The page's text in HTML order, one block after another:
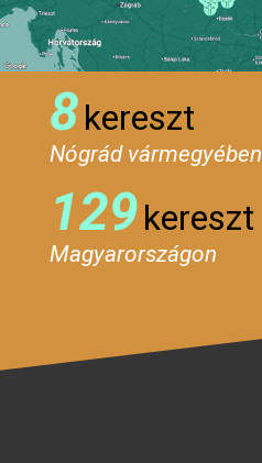
8kereszt
Nógrád vármegyében
129kereszt
Magyarországon